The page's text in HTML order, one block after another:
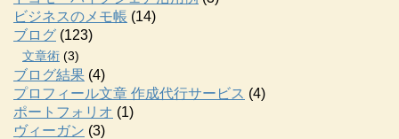
ビジネスのメモ帳 (14)
ブログ (123)
文章術 (3)
ブログ結果 (4)
プロフィール文章 作成代行サービス (4)
ポートフォリオ (1)
ヴィーガン (3)